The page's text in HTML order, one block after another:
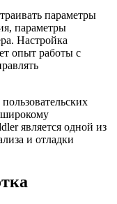
параметры
параметры
Настройка
опыт работы с
широкому
является одной из
и отладки